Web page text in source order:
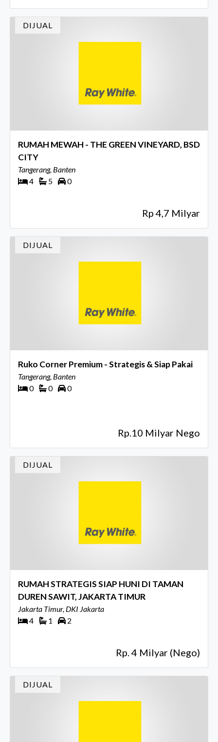
DIJUAL
RUMAH MEWAH - THE GREEN VINEYARD, BSD
CITY
Tangerang, Banten
4
5 0
Rp 4,7 Milyar
DIJUAL
Ruko Corner Premium - Strategis & Siap Pakai
Tangerang, Banten
0
0 0
Rp.10 Milyar Nego
DIJUAL
RUMAH STRATEGIS SIAP HUNI DI TAMAN
DUREN SAWIT, JAKARTA TIMUR
Jakarta Timur, DKI Jakarta
4
1 2
Rp. 4 Milyar (Nego)
DIJUAL